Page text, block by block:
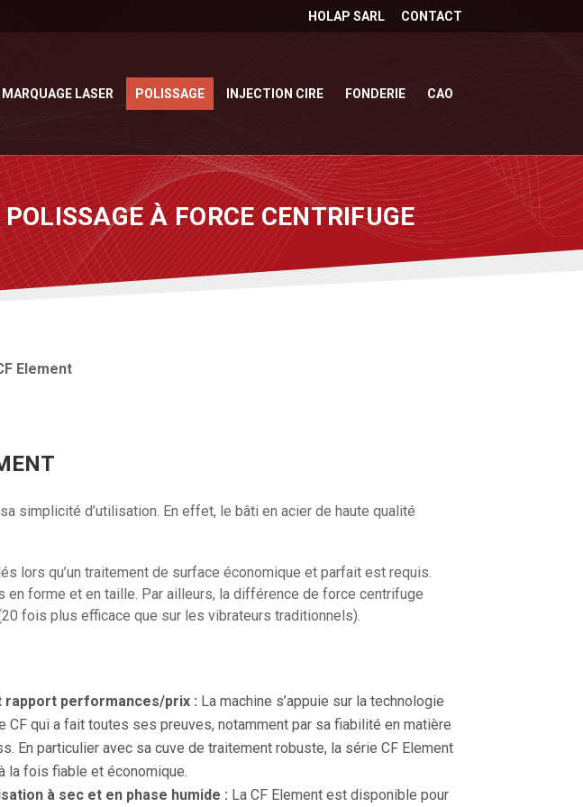
HOLAP SARL CONTACT
MARQUAGE LASER POLISSAGE INJECTION CIRE FONDERIE CAO
À FORCE CENTRIFUGE
Element
simplicité d’utilisation. En effet, le bâti en acier de haute qualité
lors qu’un traitement de surface économique et parfait est requis.
forme et en taille. Par ailleurs, la différence de force centrifuge
fois plus efficace que sur les vibrateurs traditionnels).
rapport performances/prix : La machine s’appuie sur la technologie
CF qui a fait toutes ses preuves, notamment par sa fiabilité en matière
En particulier avec sa cuve de traitement robuste, la série CF Element
la fois fiable et économique.
à sec et en phase humide : La CF Element est disponible pour